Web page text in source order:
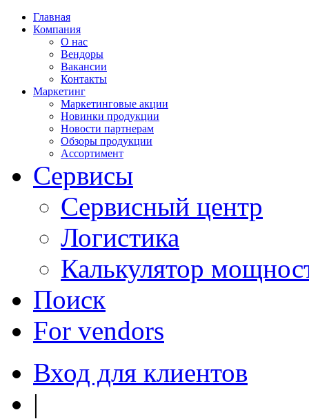
Главная
Компания
О нас
Вендоры
Вакансии
Контакты
Маркетинг
Маркетинговые акции
Новинки продукции
Новости партнерам
Обзоры продукции
Ассортимент
Сервисы
Сервисный центр
Логистика
Калькулятор
Поиск
For vendors
Вход для клиентов
|